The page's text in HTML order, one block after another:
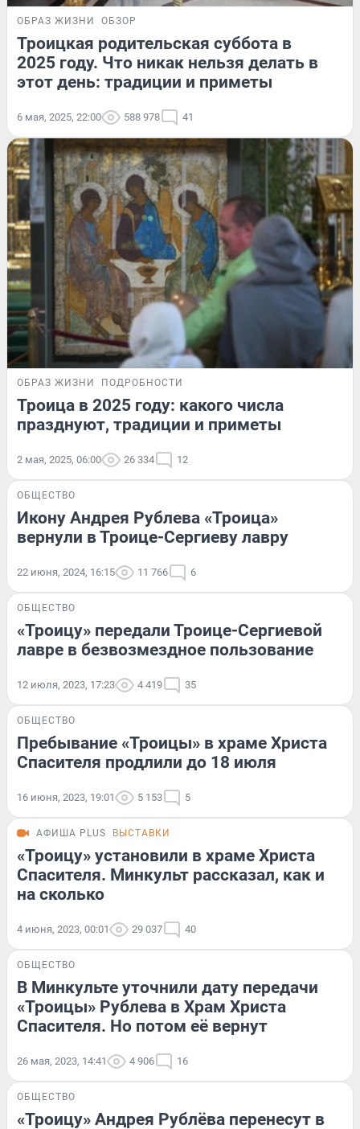
ОБРАЗ ЖИЗНИ ОБЗОР
Троицкая родительская суббота в
2025 году. Что никак нельзя делать в
этот день: традиции и приметы
6 мая, 2025, 22:00 588 978 41
ОБРАЗ ЖИЗНИ ПОДРОБНОСТИ
Троица в 2025 году: какого числа
празднуют, традиции и приметы
2 мая, 2025, 06:00 26 334 12
ОБЩЕСТВО
Икону Андрея Рублева «Троица»
вернули в Троице-Сергиеву лавру
22 июня, 2024, 16:15 11 766 6
ОБЩЕСТВО
«Троицу» передали Троице-Сергиевой
лавре в безвозмездное пользование
12 июля, 2023, 17:23 4 419 35
ОБЩЕСТВО
Пребывание «Троицы» в храме Христа
Спасителя продлили до 18 июля
16 июня, 2023, 19:01 5 153 5
АФИША PLUS ВЫСТАВКИ
«Троицу» установили в храме Христа
Спасителя. Минкульт рассказал, как и
на сколько
4 июня, 2023, 00:01 29 037 40
ОБЩЕСТВО
В Минкульте уточнили дату передачи
«Троицы» Рублева в Храм Христа
Спасителя. Но потом её вернут
26 мая, 2023, 14:41 4 906 16
ОБЩЕСТВО
«Троицу» Андрея Рублёва перенесут в